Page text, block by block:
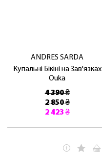
ANDRES SARDA
Купальні Бікіні на Зав'язках
Ouka
4 390 ₴
2 850 ₴
2 423 ₴